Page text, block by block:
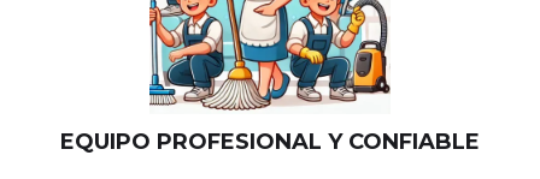
EQUIPO PROFESIONAL Y CONFIABLE